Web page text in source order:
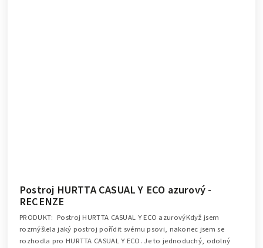
Postroj HURTTA CASUAL Y ECO azurový -
RECENZE
PRODUKT: Postroj HURTTA CASUAL Y ECO azurovýKdyž jsem
rozmýšlela jaký postroj pořídit svému psovi, nakonec jsem se
rozhodla pro HURTTA CASUAL Y ECO. Je to jednoduchý, odolný